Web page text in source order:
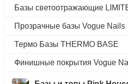
Базы светоотражающие
Прозрачные базы Vogue Nails
Термо Базы THERMO BASE
Финишные покрытия Vogue